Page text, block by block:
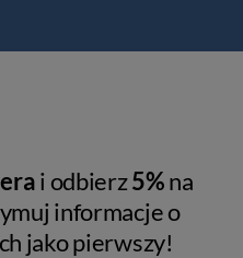
i odbierz5%na
informacje o
jako pierwszy!